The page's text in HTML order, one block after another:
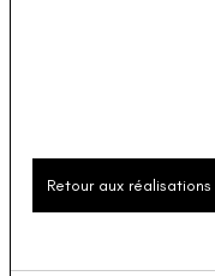
Retour aux réalisations